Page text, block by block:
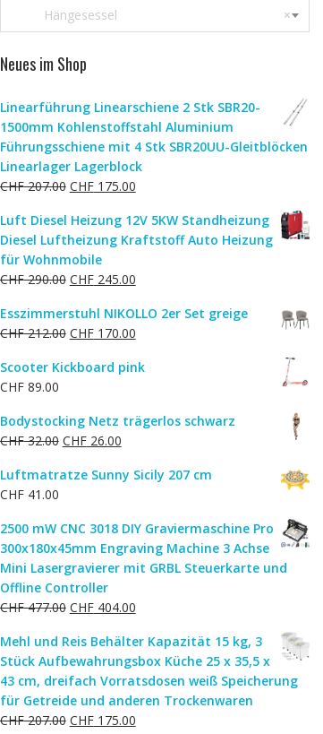
×
Hängesessel
Neues im Shop
Linearführung Linearschiene 2 Stk SBR20-
1500mm Kohlenstoffstahl Aluminium
Führungsschiene mit 4 Stk SBR20UU-Gleitblöcken
Linearlager Lagerblock
CHF207.00 Ursprünglicher
war:
CHF 207.00
CHF175.00Aktueller
ist:
CHF 175.00.
Luft Diesel Heizung 12V 5KW Standheizung
Diesel Luftheizung Kraftstoff Auto Heizung
für Wohnmobile
CHF290.00 Ursprünglicher
war:
CHF 290.00
CHF245.00Aktueller
ist:
CHF 245.00.
Esszimmerstuhl NIKOLLO 2er Set greige
CHF212.00 Ursprünglicher
war:
CHF170.00Aktueller
ist:
Scooter Kickboard pink
CHF89.00
Bodystocking Netz trägerlos schwarz
CHF32.00 Ursprünglicher
war:
CHF26.00Aktueller
ist:
Luftmatratze Sunny Sicily 207 cm
CHF41.00
2500 mW CNC 3018 DIY Graviermaschine Pro
300x180x45mm Engraving Machine 3 Achse
Mini Lasergravierer mit GRBL Steuerkarte und
Offline Controller
CHF477.00 Ursprünglicher
war:
CHF 477.00
CHF404.00Aktueller
ist:
CHF 404.00.
Mehl und Reis Behälter Kapazität 15 kg, 3
Stück Aufbewahrungsbox Küche 25 x 35,5 x
43 cm, dreifach Vorratsdosen weiß Speicherung
für Getreide und anderen Trockenwaren
CHF207.00 Ursprünglicher
CHF175.00Aktueller